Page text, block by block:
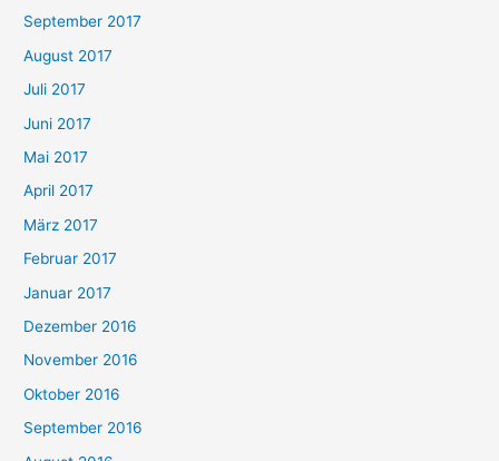
September 2017
August 2017
Juli 2017
Juni 2017
Mai 2017
April 2017
März 2017
Februar 2017
Januar 2017
Dezember 2016
November 2016
Oktober 2016
September 2016